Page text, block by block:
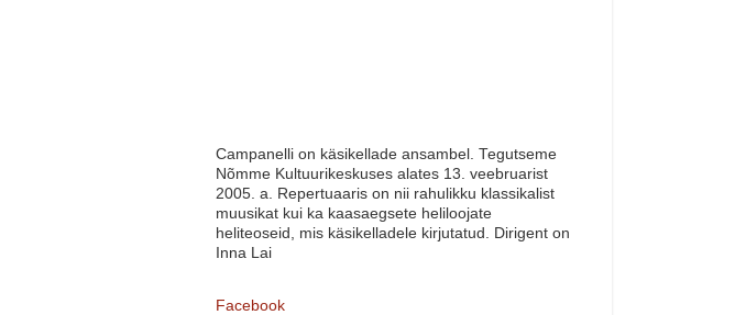
Campanelli on käsikellade ansambel. Tegutseme
Nõmme Kultuurikeskuses alates 13. veebruarist
2005. a. Repertuaaris on nii rahulikku klassikalist
muusikat kui ka kaasaegsete heliloojate
heliteoseid, mis käsikelladele kirjutatud. Dirigent on
Inna Lai
Facebook